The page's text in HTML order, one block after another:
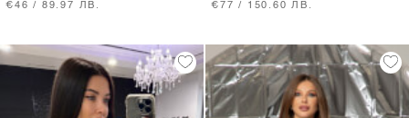
€46 / 89.97 ЛВ. €77 / 150.60 ЛВ.